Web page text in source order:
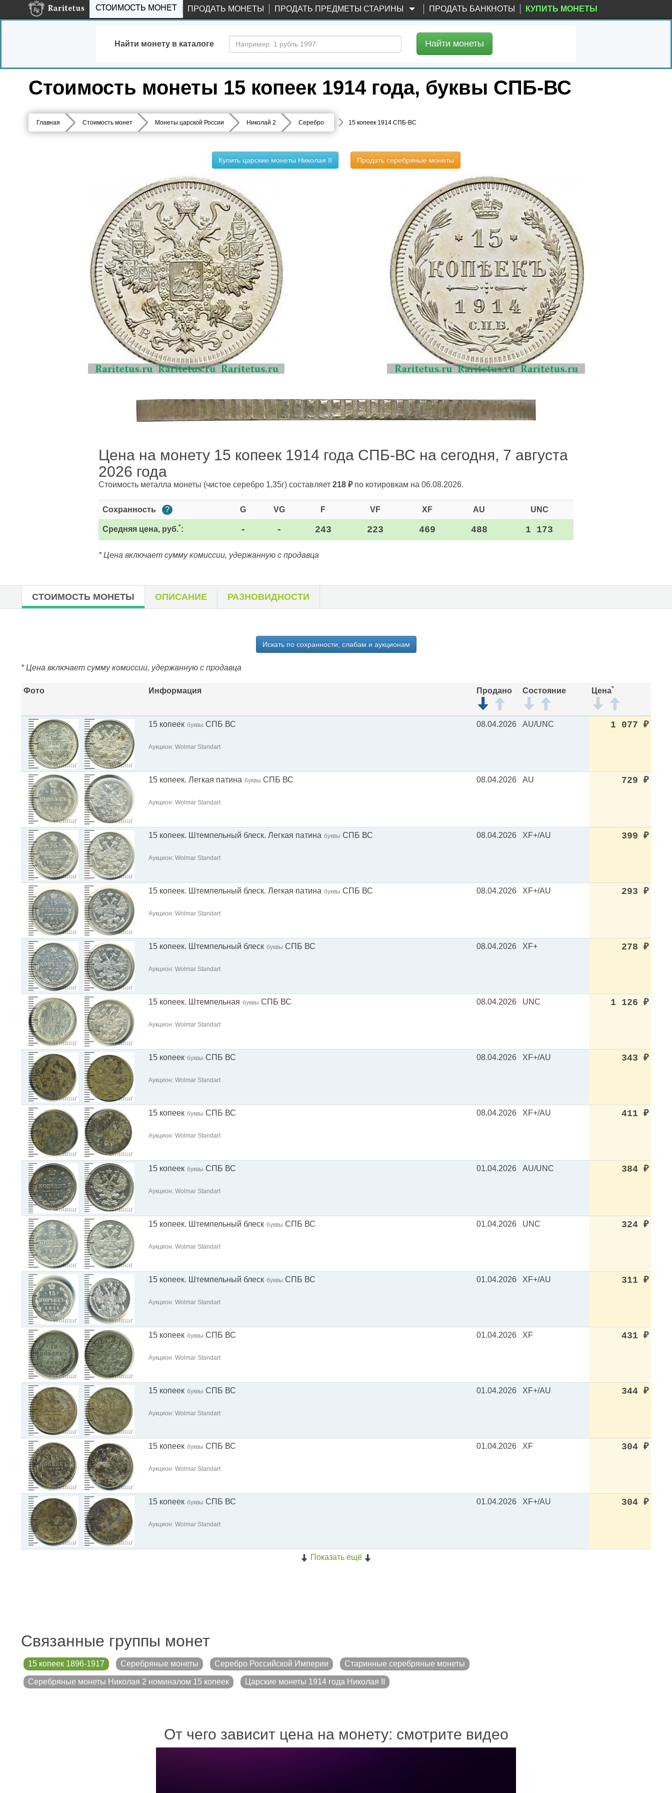
СТОИМОСТЬ МОНЕТ ПРОДАТЬ МОНЕТЫ ПРОДАТЬ ПРЕДМЕТЫ СТАРИНЫ ПРОДАТЬ БАНКНОТЫ КУПИТЬ МОНЕТЫ
Найти монету в каталоге Найти монеты
Стоимость монеты 15 копеек 1914 года, буквы СПБ-ВС
Главная Стоимость монет Монеты царской России Николай 2 Серебро 15 копеек 1914 СПБ-ВС
Купить царские монеты Николая II Продать серебряные монеты
Цена на монету 15 копеек 1914 года СПБ-ВС на сегодня, 7 августа
2026 года
Стоимость металла монеты (чистое серебро 1,35г) составляет 218 ₽по котировкам на 06.08.2026.
Сохранность ? G VG F VF XF AU UNC
Средняя цена, руб.*: - - 243 223 469 488 1 173
* Цена включает сумму комиссии, удержанную с продавца
СТОИМОСТЬ МОНЕТЫ ОПИСАНИЕ РАЗНОВИДНОСТИ
Искать по сохранности, слабам и аукционам
* Цена включает сумму комиссии, удержанную с продавца
Фото Информация Продано Состояние Цена*
15 копеек буквы СПБ ВС
Аукцион: Wolmar Standart
08.04.2026 AU/UNC 1 077 ₽
15 копеек. Легкая патина буквы СПБ ВС
Аукцион: Wolmar Standart
08.04.2026 AU 729 ₽
15 копеек. Штемпельный блеск. Легкая патина буквы СПБ ВС
Аукцион: Wolmar Standart
08.04.2026 XF+/AU 399 ₽
15 копеек. Штемпельный блеск. Легкая патина буквы СПБ ВС
Аукцион: Wolmar Standart
08.04.2026 XF+/AU 293 ₽
15 копеек. Штемпельный блеск буквы СПБ ВС
Аукцион: Wolmar Standart
08.04.2026 XF+ 278 ₽
15 копеек. Штемпельная буквы СПБ ВС
Аукцион: Wolmar Standart
08.04.2026 UNC 1 126 ₽
15 копеек буквы СПБ ВС
Аукцион: Wolmar Standart
08.04.2026 XF+/AU 343 ₽
15 копеек буквы СПБ ВС
Аукцион: Wolmar Standart
08.04.2026 XF+/AU 411 ₽
15 копеек буквы СПБ ВС
Аукцион: Wolmar Standart
01.04.2026 AU/UNC 384 ₽
15 копеек. Штемпельный блеск буквы СПБ ВС
Аукцион: Wolmar Standart
01.04.2026 UNC 324 ₽
15 копеек. Штемпельный блеск буквы СПБ ВС
Аукцион: Wolmar Standart
01.04.2026 XF+/AU 311 ₽
15 копеек буквы СПБ ВС
Аукцион: Wolmar Standart
01.04.2026 XF 431 ₽
15 копеек буквы СПБ ВС
Аукцион: Wolmar Standart
01.04.2026 XF+/AU 344 ₽
15 копеек буквы СПБ ВС
Аукцион: Wolmar Standart
01.04.2026 XF 304 ₽
15 копеек буквы СПБ ВС
Аукцион: Wolmar Standart
01.04.2026 XF+/AU 304 ₽
Показать ещё
Связанные группы монет
15 копеек 1896-1917 Серебряные монеты Серебро Российской Империи Старинные серебряные монеты
Серебряные монеты Николая 2 номиналом 15 копеек Царские монеты 1914 года Николая II
От чего зависит цена на монету: смотрите видео